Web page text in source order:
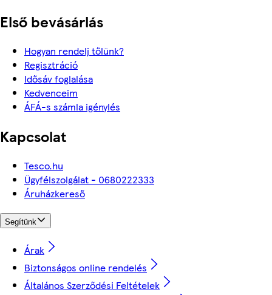
Első bevásárlás
Hogyan rendelj tőlünk?
Regisztráció
Idősáv foglalása
Kedvenceim
ÁFÁ-s számla igénylés
Kapcsolat
Tesco.hu
Ügyfélszolgálat - 0680222333
Áruházkereső
Segítünk
Árak
Biztonságos online rendelés
Általános Szerződési Feltételek